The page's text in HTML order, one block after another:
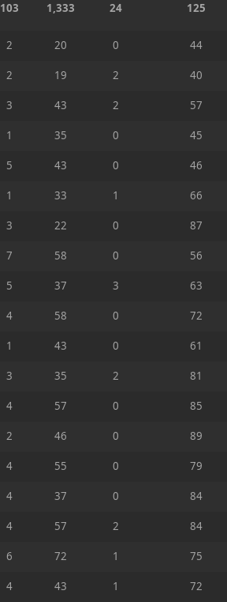
103 1,333 24 125
2 20 0
44
2 19 2
40
3 43 2
57
1 35 0
45
5 43 0
46
1 33 1
66
3 22 0
87
7 58 0
56
5 37 3
63
4 58 0
72
1 43 0
61
3 35 2
81
4 57 0
85
2 46 0
89
4 55 0
79
4 37 0
84
4 57 2
84
6 72 1
75
4 43 1
72